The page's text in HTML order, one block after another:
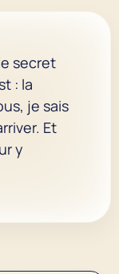
secret
: la
je sais
Et
y